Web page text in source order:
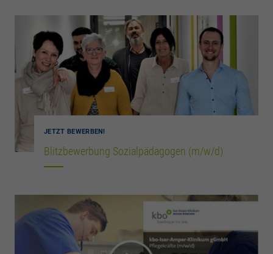
JETZT BEWERBEN!
Blitzbewerbung Sozialpädagogen (m/w/d)